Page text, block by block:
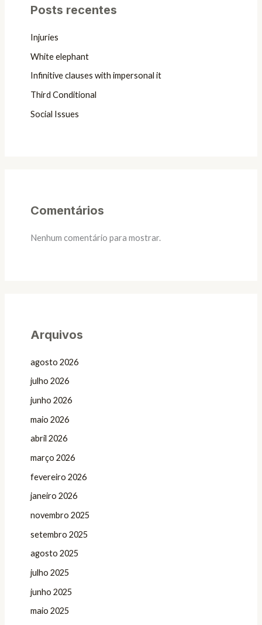
Posts recentes
Injuries
White elephant
Infinitive clauses with impersonal it
Third Conditional
Social Issues
Comentários
Nenhum comentário para mostrar.
Arquivos
agosto 2026
julho 2026
junho 2026
maio 2026
abril 2026
março 2026
fevereiro 2026
janeiro 2026
novembro 2025
setembro 2025
agosto 2025
julho 2025
junho 2025
maio 2025